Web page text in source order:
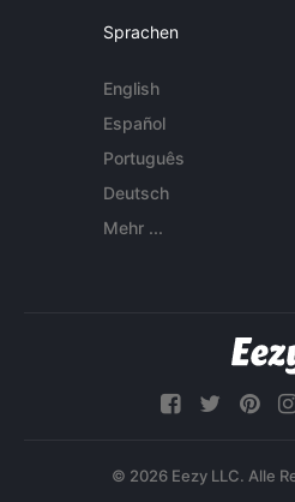
Sprachen
English
Español
Português
Deutsch
Mehr ...
© 2026 Eezy LLC. Alle